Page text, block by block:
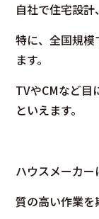
自社で住宅設計
特に、全国規
ます。
TVやCMなど目
といえます。
ハウスメーカー
質の高い作業を